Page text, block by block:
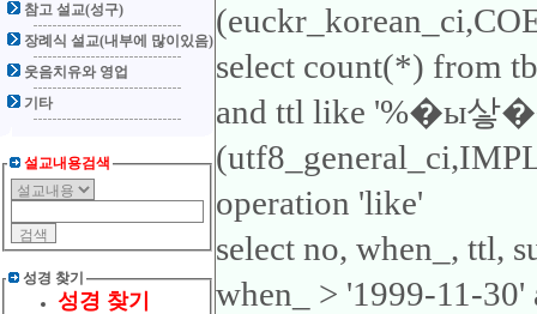
참고 설교(성구)
장례식 설교(내부에 많이있음)
웃음치유와 영업
기타
설교내용검색
성경 찾기
성경 찾기
select count(*) from
and ttl like '%�ы샇�
operation 'like'
select no, when_, ttl,
when_ > '1999-11-